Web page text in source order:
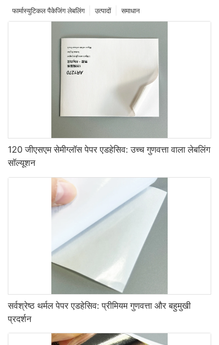
समाधान
उत्पादों
फार्मास्युटिकल पैकेजिंग लेबलिंग
120 जीएसएम सेमीग्लॉस पेपर एडहेसिव: उच्च गुणवत्ता वाला लेबलिंग
सॉल्यूशन
सर्वश्रेष्ठ थर्मल पेपर एडहेसिव: प्रीमियम गुणवत्ता और बहुमुखी
प्रदर्शन